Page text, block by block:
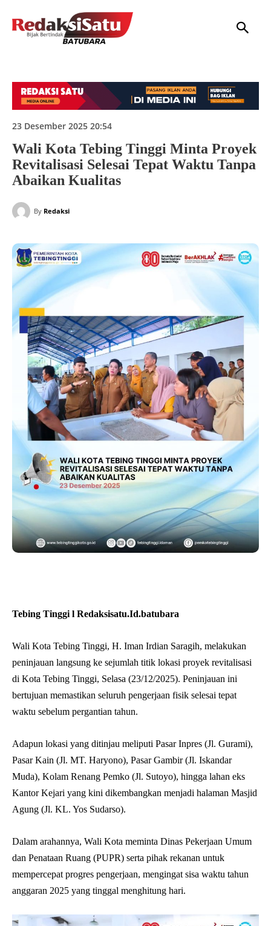
23 Desember 2025 20:54
Wali Kota Tebing Tinggi Minta Proyek
Revitalisasi Selesai Tepat Waktu Tanpa
Abaikan Kualitas
By Redaksi
Tebing Tinggi l Redaksisatu.Id.batubara
Wali Kota Tebing Tinggi, H. Iman Irdian Saragih, melakukan
peninjauan langsung ke sejumlah titik lokasi proyek revitalisasi
di Kota Tebing Tinggi, Selasa (23/12/2025). Peninjauan ini
bertujuan memastikan seluruh pengerjaan fisik selesai tepat
waktu sebelum pergantian tahun.
Adapun lokasi yang ditinjau meliputi Pasar Inpres (Jl. Gurami),
Pasar Kain (Jl. MT. Haryono), Pasar Gambir (Jl. Iskandar
Muda), Kolam Renang Pemko (Jl. Sutoyo), hingga lahan eks
Kantor Kejari yang kini dikembangkan menjadi halaman Masjid
Agung (Jl. KL. Yos Sudarso).
Dalam arahannya, Wali Kota meminta Dinas Pekerjaan Umum
dan Penataan Ruang (PUPR) serta pihak rekanan untuk
mempercepat progres pengerjaan, mengingat sisa waktu tahun
anggaran 2025 yang tinggal menghitung hari.